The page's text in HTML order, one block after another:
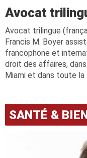
Avocat
Avocat trilingue
Francis M. Boyer
francophone et
droit des affaires,
Miami et dans toute la
SANTÉ &